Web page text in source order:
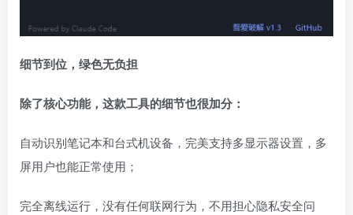
细节到位，绿色无负担
除了核心功能，这款工具的细节也很加分：
自动识别笔记本和台式机设备，完美支持多显示器设置，多
屏用户也能正常使用；
完全离线运行，没有任何联网行为，不用担心隐私安全问